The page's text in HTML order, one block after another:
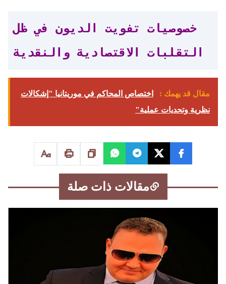
خصوصيات تفويت الديون في ظل
التقلبات الاقتصادية والنقدية
مقال قد يهمك :
اختصاص المحاكم في موريتانيا "إشكالات
نظرية وتحديات عملية"
مقالات ذات صلة